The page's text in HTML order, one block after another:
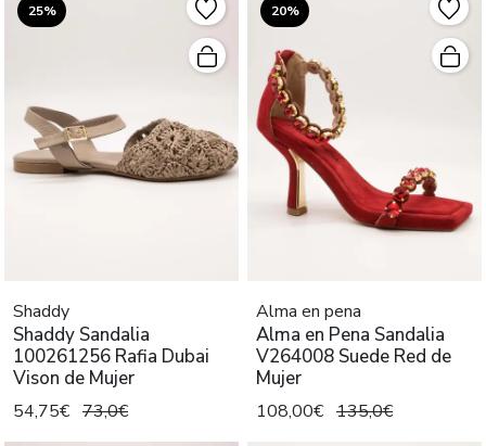
25%
Shaddy
Shaddy Sandalia
100261256 Rafia Dubai
Vison de Mujer
54,75€ 73,0€
20%
Alma en pena
Alma en Pena Sandalia
V264008 Suede Red de
Mujer
108,00€ 135,0€